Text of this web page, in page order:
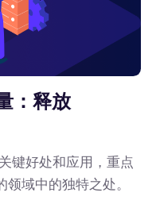
：释放
键好处和应用，重点
领域中的独特之处。